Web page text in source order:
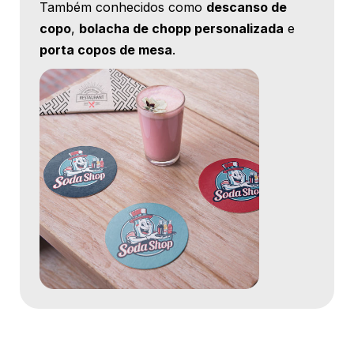
Também conhecidos como descanso de
copo, bolacha de chopp personalizada e
porta copos de mesa.